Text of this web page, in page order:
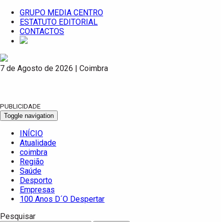
GRUPO MEDIA CENTRO
ESTATUTO EDITORIAL
CONTACTOS
7 de Agosto de 2026 | Coimbra
PUBLICIDADE
Toggle navigation
INÍCIO
Atualidade
coimbra
Região
Saúde
Desporto
Empresas
100 Anos D´O Despertar
Pesquisar